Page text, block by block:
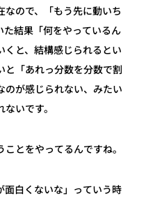
ので、「もう先に動いち
結果「何をやっているん
と、結構感じられるとい
と「あれっ分数を分数で割
のが感じられない、みたい
いです。
とをやってるんですね。
面白くないな」っていう時